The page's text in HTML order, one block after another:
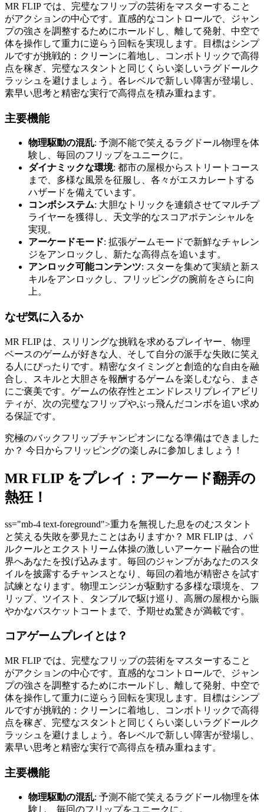
MR FLIP では、完璧なフリップの芸術をマスターすること
がアクションの中心です。直感的なコントロールで、ジャン
プの強さを調整するためにホールドし、離して発射、中空で
体を操作して重力に逆らう回転を実現します。目標はシンプ
ルですが挑戦的：クリーンに着地し、コンボトリックで高得
点を稼ぎ、完璧なスタントと同じくらい楽しいラグドールク
ラッシュを避けましょう。各レベルで新しい障害が登場し、
素早い思考と精密な実行で高得点を積み重ねます。
主要機能
物理駆動の混乱: 予測不能で笑えるラグドール物理を体
験し、毎回のフリップをユニークに。
ダイナミックな環境: 都市の屋根からストリートコース
まで、多様な風景を征服し、各々がエスカレートする
ハザードを備えています。
コンボシステム: 大胆なトリックを連鎖させてマルチプ
ライヤーを獲得し、天文学的なスコアポテンシャルを
実現。
アーケードモード: 拡張ゲームモードで新鮮なチャレン
ジをアンロックし、新たな高得点を追います。
アンロック可能コンテンツ: スターを集めて実績と新ス
キルをアンロックし、フリッピングの腕前をさらに向
上。
なぜ気に入るか
MR FLIP は、スリリングな挑戦を求めるプレイヤー、物理
ベースのゲームが好きな人、そして自分の派手な失敗に笑え
る人にぴったりです。精密なタイミングと創造的な自由を融
合し、スキルと大胆さを報酬するゲームを楽しむなら、まさ
にご褒美です。ゲームの依存性とエンドレスリプレイアビリ
ティが、次の完璧なフリップやぶっ飛んだコンボを追い求め
る保証です。
究極のバックフリップチャンピオンになる準備はできました
か？ 今日からフリッピングの楽しみに参加しましょう！
MR FLIP をプレイ：アーケード翻弄の
熱狂！
ss="mb-4 text-foreground">重力を無視した息をのむスタント
と笑える失敗を夢見たことはありますか？ MR FLIP は、パ
ルクールとエクストリーム体操の激しいアーケード融合の世
界へあなたを投げ込みます。毎回のジャンプがあなたのスタ
イルを披露するチャンスとなり、毎回の着地が精密さを試す
試練となります。物理エンジンが駆動する多様な環境を、フ
リップ、ツイスト、タンブルで駆け巡り、高層の屋根から賑
やかなバスケットコートまで、予期せぬ驚きが満載です。
コアゲームプレイとは？
MR FLIP では、完璧なフリップの芸術をマスターすること
がアクションの中心です。直感的なコントロールで、ジャン
プの強さを調整するためにホールドし、離して発射、中空で
体を操作して重力に逆らう回転を実現します。目標はシンプ
ルですが挑戦的：クリーンに着地し、コンボトリックで高得
点を稼ぎ、完璧なスタントと同じくらい楽しいラグドールク
ラッシュを避けましょう。各レベルで新しい障害が登場し、
素早い思考と精密な実行で高得点を積み重ねます。
主要機能
物理駆動の混乱: 予測不能で笑えるラグドール物理を体
験し、毎回のフリップをユニークに。